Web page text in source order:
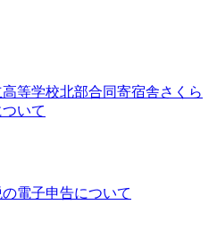
等学校北部合同寄宿舎さくら
いて
の電子申告について